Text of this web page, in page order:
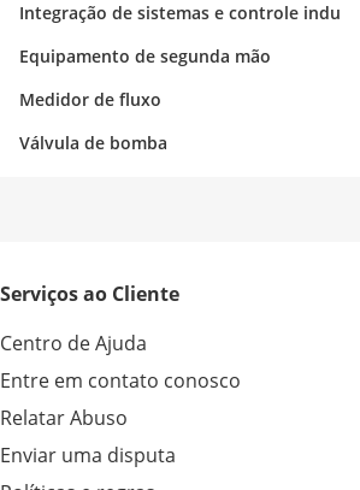
Integração de sistemas e controle indu
strial
Equipamento de segunda mão
Medidor de fluxo
Válvula de bomba
Serviços ao Cliente
Centro de Ajuda
Entre em contato conosco
Relatar Abuso
Enviar uma disputa